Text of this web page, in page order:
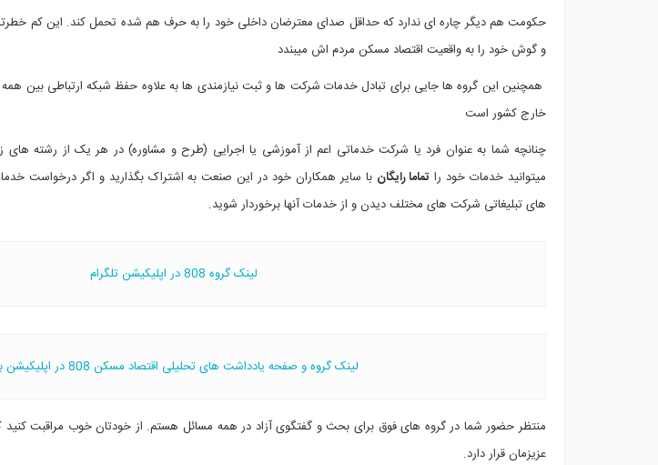
حکومت هم دیگر چاره ای ندارد که حداقل صدای معترضان داخلی خود را به حرف هم شده تحمل کند. این کم
و گوش خود را به واقعیت اقتصاد مسکن مردم اش میبندد
همچنین این گروه ها جایی برای تبادل خدمات شرکت ها و ثبت نیازمندی ها به علاوه حفظ شبکه ارتباطی بین
خارج کشور است
چنانچه شما به عنوان فرد یا شرکت خدماتی اعم از آموزشی یا اجرایی (طرح و مشاوره) در هر یک از رشته های
میتوانید خدمات خود را تماما رایگان با سایر همکاران خود در این صنعت به اشتراک بگذارید و اگر درخواست
های تبلیغاتی شرکت های مختلف دیدن و از خدمات آنها برخوردار شوید.
لینک گروه 808 در اپلیکیشن تلگرام
لینک گروه و صفحه یادداشت های تحلیلی اقتصاد مسکن 808 در اپلیکیشن بله
منتظر حضور شما در گروه های فوق برای بحث و گفتگوی آزاد در همه مسائل هستم. از خودتان خوب مراقبت
عزیزمان قرار دارد.